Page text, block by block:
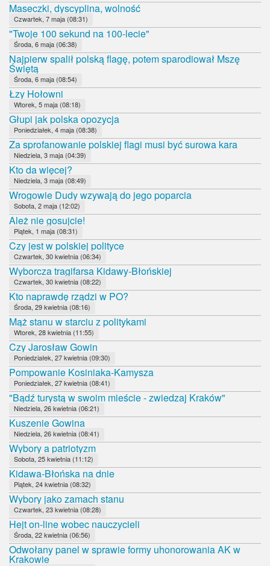
Maseczki, dyscyplina, wolność
Czwartek, 7 maja (08:31)
"Twoje 100 sekund na 100-lecie"
Środa, 6 maja (06:38)
Najpierw spalił polską flagę, potem sparodiował Mszę
Świętą
Środa, 6 maja (08:54)
Łzy Hołowni
Wtorek, 5 maja (08:18)
Głupi jak polska opozycja
Poniedziałek, 4 maja (08:38)
Za sprofanowanie polskiej flagi musi być surowa kara
Niedziela, 3 maja (04:39)
Kto da więcej?
Niedziela, 3 maja (08:49)
Wrogowie Dudy wzywają do jego poparcia
Sobota, 2 maja (12:02)
Ależ nie gosujcie!
Piątek, 1 maja (08:31)
Czy jest w polskiej polityce
Czwartek, 30 kwietnia (06:34)
Wyborcza tragifarsa Kidawy-Błońskiej
Czwartek, 30 kwietnia (08:22)
Kto naprawdę rządzi w PO?
Środa, 29 kwietnia (08:16)
Mąż stanu w starciu z politykami
Wtorek, 28 kwietnia (11:55)
Czy Jarosław Gowin
Poniedziałek, 27 kwietnia (09:30)
Pompowanie Kosiniaka-Kamysza
Poniedziałek, 27 kwietnia (08:41)
"Bądź turystą w swoim mieście - zwiedzaj Kraków"
Niedziela, 26 kwietnia (06:21)
Kuszenie Gowina
Niedziela, 26 kwietnia (08:41)
Wybory a patriotyzm
Sobota, 25 kwietnia (11:12)
Kidawa-Błońska na dnie
Piątek, 24 kwietnia (08:32)
Wybory jako zamach stanu
Czwartek, 23 kwietnia (08:28)
Hejt on-line wobec nauczycieli
Środa, 22 kwietnia (06:56)
Odwołany panel w sprawie formy uhonorowania AK w
Krakowie